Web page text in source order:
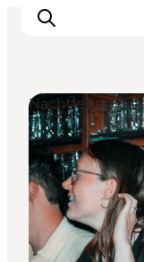
Odense
Inspiration
Nachtleben &